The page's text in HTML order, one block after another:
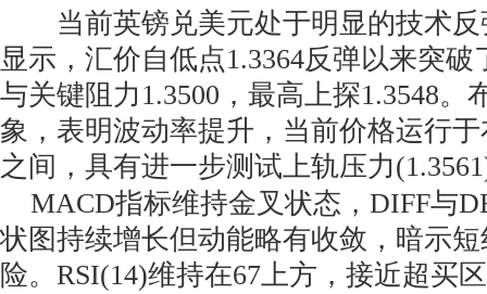
当前英镑兑美元处于明显的技术反
显示，汇价自低点1.3364反弹以来突破
与关键阻力1.3500，最高上探1.3548。
象，表明波动率提升，当前价格运行
之间，具有进一步测试上轨压力
MACD指标维持金叉状态，DIFF与
状图持续增长但动能略有收敛，暗示
险。RSI(14)维持在67上方，接近超买